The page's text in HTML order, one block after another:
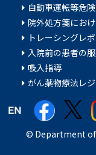
⾃動⾞運転等危
院外処方箋にお
トレーシングレ
入院前の患者の
吸⼊指導
がん薬物療法レ
© Department